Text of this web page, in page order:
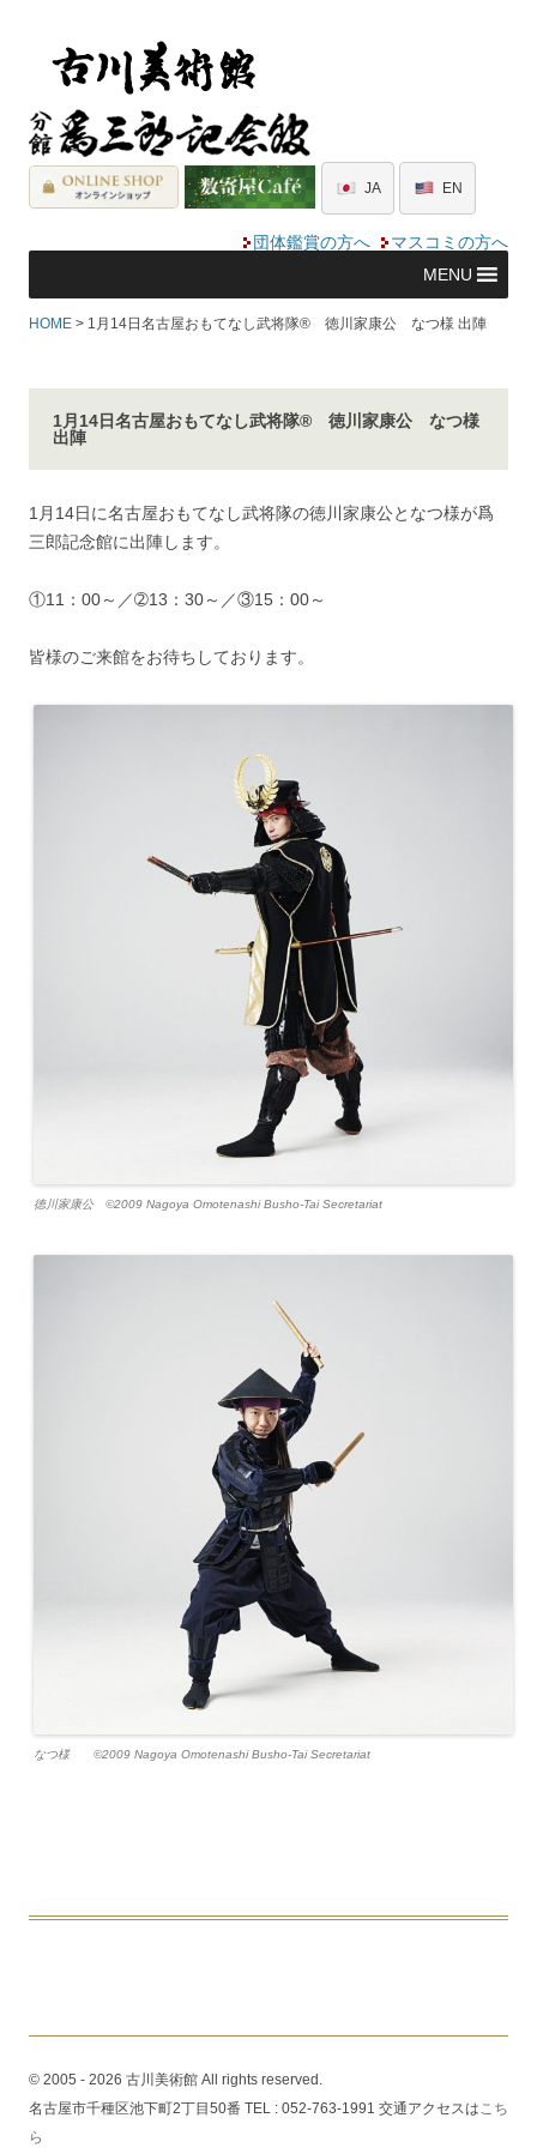
JA EN
団体鑑賞の方へ
マスコミの方へ
MENU
HOME > 1月14日名古屋おもてなし武将隊® 徳川家康公 なつ様 出陣
1月14日名古屋おもてなし武将隊® 徳川家康公 なつ様
出陣
1月14日に名古屋おもてなし武将隊の徳川家康公となつ様が爲
三郎記念館に出陣します。
①11：00～／➁13：30～／③15：00～
皆様のご来館をお待ちしております。
徳川家康公 ©2009 Nagoya Omotenashi Busho-Tai Secretariat
なつ様 ©2009 Nagoya Omotenashi Busho-Tai Secretariat
© 2005 - 2026 古川美術館 All rights reserved.
名古屋市千種区池下町2丁目50番 TEL : 052-763-1991 交通アクセスはこち
ら